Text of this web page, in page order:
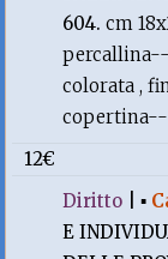
604.cm
colorata ,
copertina--
12€
Diritto |▪
E